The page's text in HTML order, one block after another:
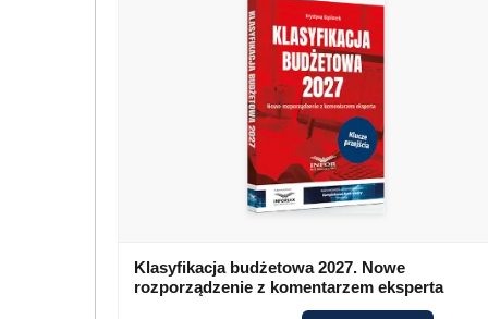
Klasyfikacja budżetowa 2027. Nowe
rozporządzenie z komentarzem eksperta